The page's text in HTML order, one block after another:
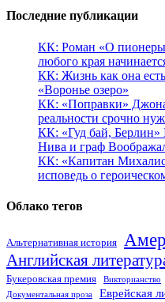
Последние публикации
КК: Роман «О
любого края
КК: Жизнь как она
«Воронье озеро»
КК: «Поправки»
реальности срочно
КК: «Гуд бай, Берлин»
Нива и граф
КК: «Капитан
исповедь о
Облако тегов
Альтернативная история
Английская
Букеровская премия
Викторианство
Документальная проза Еврейская